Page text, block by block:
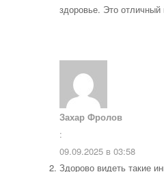
здоровье. Это
Захар Фролов
:
09.09.2025 в 03:58
Здорово видеть такие